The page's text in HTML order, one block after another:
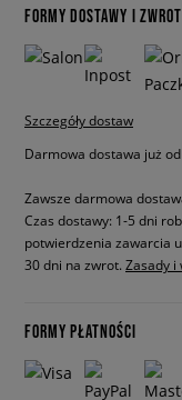
FORMY DOSTAWY I
Szczegóły dostaw
Darmowa dostawa już od
Zawsze darmowa
Czas dostawy: 1-5 dni
potwierdzenia zawarcia
30 dni na zwrot. Zasady i
FORMY PŁATNOŚCI